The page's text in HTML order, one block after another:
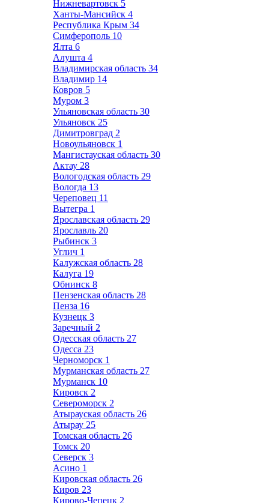
Нижневартовск 5
Ханты-Мансийск 4
Республика Крым 34
Симферополь 10
Ялта 6
Алушта 4
Владимирская область 34
Владимир 14
Ковров 5
Муром 3
Ульяновская область 30
Ульяновск 25
Димитровград 2
Новоульяновск 1
Мангистауская область 30
Актау 28
Вологодская область 29
Вологда 13
Череповец 11
Вытегра 1
Ярославская область 29
Ярославль 20
Рыбинск 3
Углич 1
Калужская область 28
Калуга 19
Обнинск 8
Пензенская область 28
Пенза 16
Кузнецк 3
Заречный 2
Одесская область 27
Одесса 23
Черноморск 1
Мурманская область 27
Мурманск 10
Кировск 2
Североморск 2
Атырауская область 26
Атырау 25
Томская область 26
Томск 20
Северск 3
Асино 1
Кировская область 26
Киров 23
Кирово-Чепецк 2